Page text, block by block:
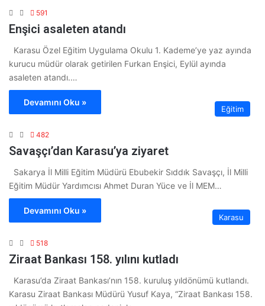
591
Enşici asaleten atandı
Karasu Özel Eğitim Uygulama Okulu 1. Kademe’ye yaz ayında
kurucu müdür olarak getirilen Furkan Enşici, Eylül ayında
asaleten atandı.…
Devamını Oku »
Eğitim
482
Savaşçı’dan Karasu’ya ziyaret
Sakarya İl Milli Eğitim Müdürü Ebubekir Sıddık Savaşçı, İl Milli
Eğitim Müdür Yardımcısı Ahmet Duran Yüce ve İl MEM…
Devamını Oku »
Karasu
518
Ziraat Bankası 158. yılını kutladı
Karasu’da Ziraat Bankası’nın 158. kuruluş yıldönümü kutlandı.
Karasu Ziraat Bankası Müdürü Yusuf Kaya, “Ziraat Bankası 158.